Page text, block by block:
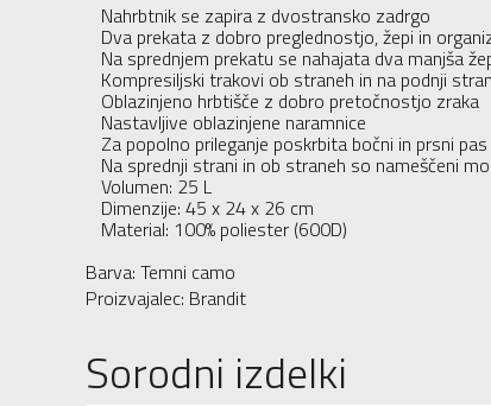
Nahrbtnik se zapira z dvostransko zadrgo
Dva prekata z dobro preglednostjo, žepi in
Na sprednjem prekatu se nahajata dva manjša
Kompresiljski trakovi ob straneh in na podnji
Oblazinjeno hrbtišče z dobro pretočnostjo zraka
Nastavljive oblazinjene naramnice
Za popolno prileganje poskrbita bočni in prsni
Na sprednji strani in ob straneh so nameščeni
Volumen: 25 L
Dimenzije: 45 x 24 x 26 cm
Material: 100% poliester (600D)
Barva: Temni camo
Proizvajalec: Brandit
Sorodni izdelki